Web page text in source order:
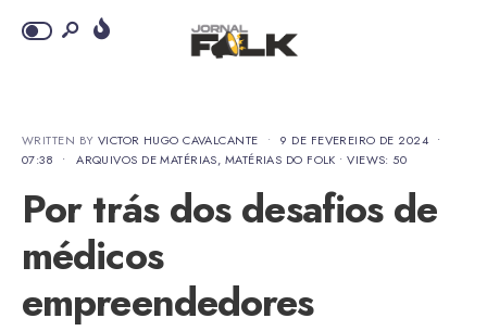
WRITTEN BY VICTOR HUGO CAVALCANTE • 9 DE FEVEREIRO DE 2024 •
07:38
• ARQUIVOS DE MATÉRIAS, MATÉRIAS DO FOLK •VIEWS: 50
Por trás dos desafios de
médicos
empreendedores